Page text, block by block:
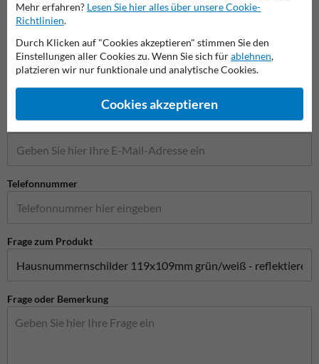
Name*
Firmenname
Telefonnummer
Frage zum Produkt
Frage oder Bemerkung
Mehr erfahren? Lesen Sie hier alles über unsere Cookie-
Richtlinien.
Durch Klicken auf "Cookies akzeptieren" stimmen Sie den
Einstellungen aller Cookies zu. Wenn Sie sich fürablehnen,
platzieren wir nur funktionale und analytische Cookies.
Cookies akzeptieren